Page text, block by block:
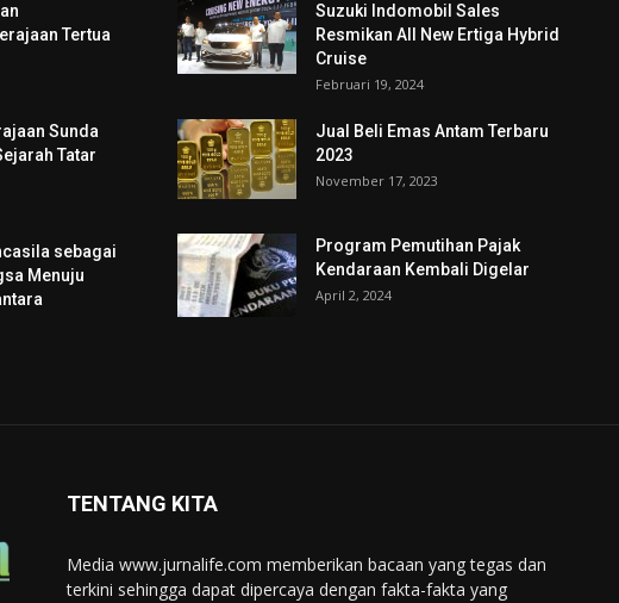
Tertua
Sunda
Tatar
sebagai
Menuju
Suzuki Indomobil Sales
Resmikan All New Ertiga Hybrid
Cruise
Februari 19, 2024
Jual Beli Emas Antam Terbaru
2023
November 17, 2023
Program Pemutihan Pajak
Kendaraan Kembali Digelar
April 2, 2024
TENTANG KITA
Media www.jurnalife.com memberikan bacaan yang tegas dan
terkini sehingga dapat dipercaya dengan fakta-fakta yang